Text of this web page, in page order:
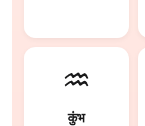
♒
कुंभ